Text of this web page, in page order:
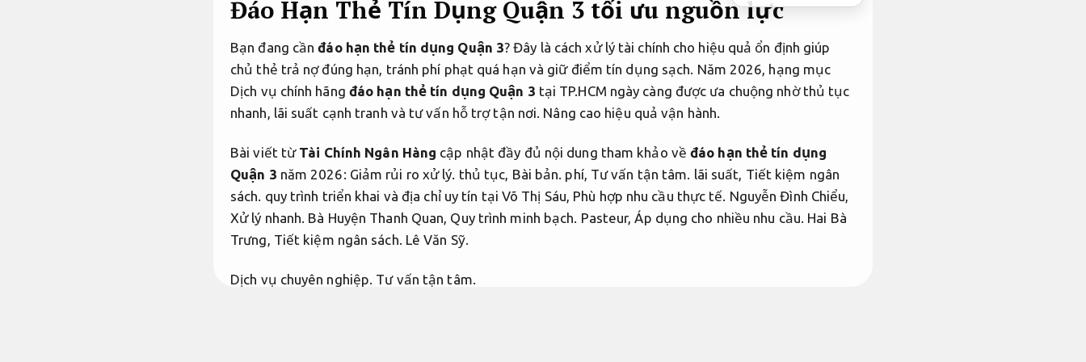
Đáo Hạn Thẻ Tín Dụng Quận 3 tối ưu nguồn lực
Bạn đang cầnđáo hạn thẻ tín dụng Quận 3? Đây là cách xử lý tài chính cho hiệu quả ổn định giúp
chủ thẻ trả nợ đúng hạn, tránh phí phạt quá hạn và giữ điểm tín dụng sạch. Năm 2026, hạng mục
Dịch vụ chính hãng đáo hạn thẻ tín dụng Quận 3 tại TP.HCM ngày càng được ưa chuộng nhờ thủ tục
nhanh, lãi suất cạnh tranh và tư vấn hỗ trợ tận nơi. Nâng cao hiệu quả vận hành.
Bài viết từ Tài Chính Ngân Hàng cập nhật đầy đủ nội dung tham khảo vềđáo hạn thẻ tín dụng
Quận 3 năm 2026: Giảm rủi ro xử lý. thủ tục, Bài bản. phí, Tư vấn tận tâm. lãi suất, Tiết kiệm ngân
sách. quy trình triển khai và địa chỉ uy tín tại Võ Thị Sáu, Phù hợp nhu cầu thực tế. Nguyễn Đình Chiểu,
Xử lý nhanh. Bà Huyện Thanh Quan, Quy trình minh bạch. Pasteur,Áp dụng cho nhiều nhu cầu. Hai Bà
Trưng, Tiết kiệm ngân sách. Lê Văn Sỹ.
Dịch vụ chuyên nghiệp. Tư vấn tận tâm.